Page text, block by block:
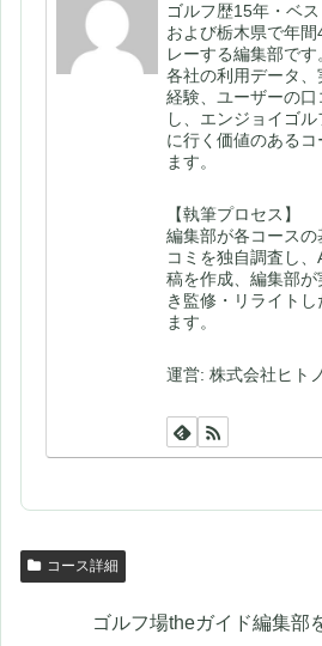
ゴルフ歴15年・ベ
および栃木県で年
レーする編集部で
各社の利用データ
経験、ユーザーの
し、エンジョイゴ
に行く価値のある
ます。
【執筆プロセス】
編集部が各コース
コミを独自調査し
稿を作成、編集部
き監修・リライト
ます。
運営: 株式会社ヒト
コース詳細
ゴルフ場theガイド編集部